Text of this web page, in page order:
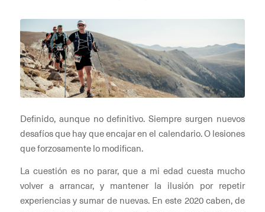
Definido, aunque no definitivo. Siempre surgen nuevos
desafíos que hay que encajar en el calendario. O lesiones
que forzosamente lo modifican.
La cuestión es no parar, que a mi edad cuesta mucho
volver a arrancar, y mantener la ilusión por repetir
experiencias y sumar de nuevas. En este 2020 caben, de